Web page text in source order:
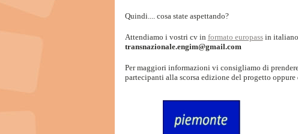
Quindi.... cosa state aspettando?
Attendiamo i vostri cv in formato europassin italiano
transnazionale.engim@gmail.com
Per maggiori informazioni vi consigliamo di
partecipanti alla scorsa edizione del progetto oppure